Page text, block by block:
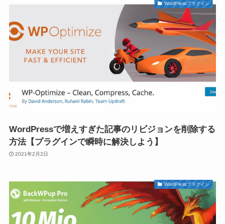
WordPressプラグイン
WordPressで増えすぎた記事のリビジョンを削除する
方法【プラグインで瞬時に解決しよう】
2021年2月2日
WordPressプラグイン